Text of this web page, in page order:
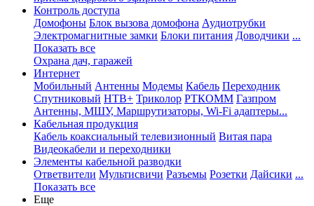
Контроль доступа
Домофоны Блок вызова домофона Аудиотрубки
Электромагнитные замки Блоки питания Доводчики ...
Показать все
Охрана дач, гаражей
Интернет
Мобильный Антенны Модемы Кабель Переходник
Спутниковый НТВ+ Триколор РТКОММ Газпром
Антенны, МШУ, Маршрутизаторы, Wi-Fi адаптеры...
Кабельная продукция
Кабель коаксиальный телевизионный Витая пара
Видеокабели и переходники
Элементы кабельной разводки
Ответвители Мультисвичи Разъемы Розетки Дайсики ...
Показать все
Еще